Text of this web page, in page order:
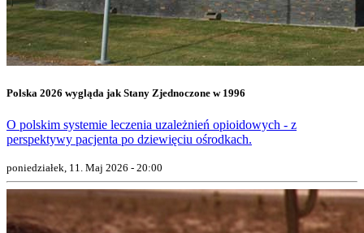
Polska 2026 wygląda jak Stany Zjednoczone w 1996
O polskim systemie leczenia uzależnień opioidowych - z
perspektywy pacjenta po dziewięciu ośrodkach.
poniedziałek, 11. Maj 2026 - 20:00